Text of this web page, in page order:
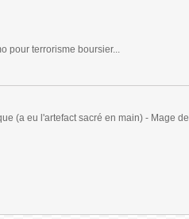
pour terrorisme boursier...
(a eu l'artefact sacré en main) - Mage